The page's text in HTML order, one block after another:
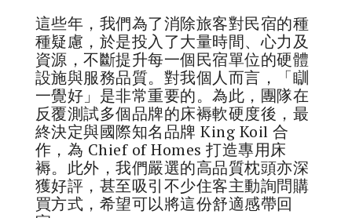
這些年，我們為了消除旅客對民宿的種
種疑慮，於是投入了大量時間、心力及
資源，不斷提升每一個民宿單位的硬體
設施與服務品質。對我個人而言，「瞓
一覺好」是非常重要的。為此，團隊在
反覆測試多個品牌的床褥軟硬度後，最
終決定與國際知名品牌 King Koil 合
作，為 Chief of Homes 打造專用床
褥。此外，我們嚴選的高品質枕頭亦深
獲好評，甚至吸引不少住客主動詢問購
買方式，希望可以將這份舒適感帶回